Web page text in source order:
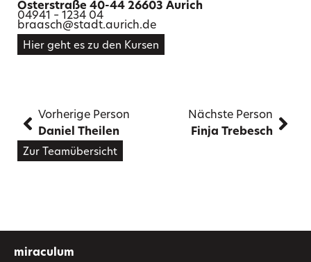
Osterstraße 40-44 26603 Aurich
04941 – 1234 04
braasch@stadt.aurich.de
Hier geht es zu den Kursen
Vorherige Person
Daniel Theilen
Nächste Person
Finja Trebesch
Zur Teamübersicht
miraculum